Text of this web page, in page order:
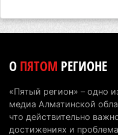
катеров для
директора по
4 августа 2026 г. 20:22
ОПЯТОМ РЕГИОНЕ
«Пятый регион» – одно
медиа Алматинской
что действительно
достижениях и